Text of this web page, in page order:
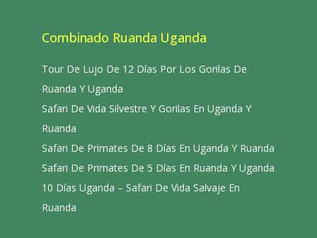
Combinado Ruanda Uganda
Tour De Lujo De 12 Días Por Los Gorilas De
Ruanda Y Uganda
Safari De Vida Silvestre Y Gorilas En Uganda Y
Ruanda
Safari De Primates De 8 Días En Uganda Y Ruanda
Safari De Primates De 5 Días En Ruanda Y Uganda
10 Días Uganda – Safari De Vida Salvaje En
Ruanda